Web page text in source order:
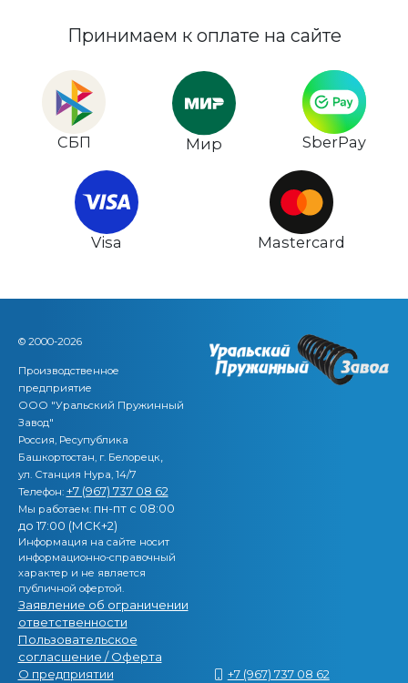
Принимаем к оплате на сайте
СБП Мир SberPay
Visa Mastercard
© 2000-2026
Производственное
предприятие
ООО "Уральский Пружинный
Завод"
Россия, Ресупублика
Башкортостан, г. Белорецк,
ул. Станция Нура, 14/7
Телефон: +7 (967) 737 08 62
Мы работаем: пн-пт с 08:00
до 17:00 (МСК+2)
Информация на сайте носит
информационно-справочный
характер и не является
публичной офертой.
Заявление об ограничении
ответственности
Пользовательское
согласшение / Оферта
О предприятии
+7 (967) 737 08 62